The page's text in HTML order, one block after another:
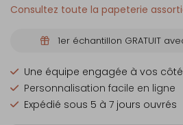
Consultez toute la papeterie
1er échantillon GRATUIT
Une équipe engagée à vos
Personnalisation facile en ligne
Expédié sous 5 à 7 jours ouvrés